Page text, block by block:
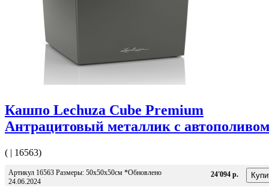
Кашпо Lechuza Cube Premium
Антрацитовый металлик с автополивом
( | 16563)
Артикул 16563 Размеры: 50х50x50см *Обновлено
24.06.2024
24'094 р.